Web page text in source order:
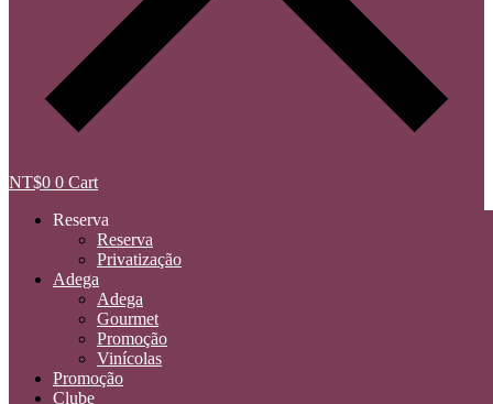
NT$0 0 Cart
Reserva
Reserva
Privatização
Adega
Adega
Gourmet
Promoção
Vinícolas
Promoção
Clube